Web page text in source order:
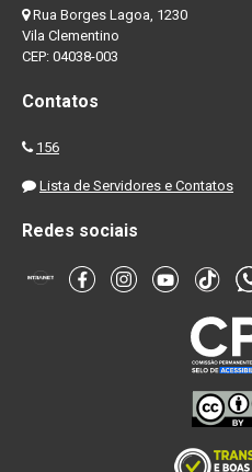
Rua Borges Lagoa, 1230
Vila Clementino
CEP: 04038-003
Contatos
156
Lista de Servidores e Contatos
Redes sociais